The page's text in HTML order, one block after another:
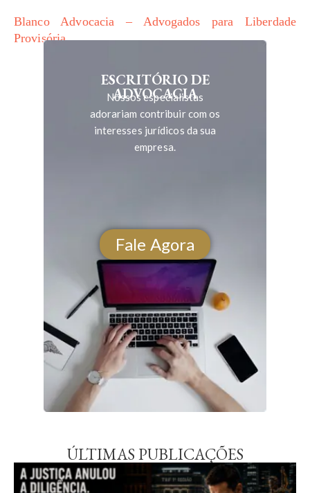
Blanco Advocacia – Advogados para Liberdade
Provisória
ESCRITÓRIO DE
ADVOCACIA
Nossos especialistas
adorariam contribuir com os
interesses jurídicos da sua
empresa.
ÚLTIMAS PUBLICAÇÕES
Fale Agora